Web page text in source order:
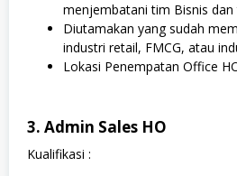
menjembatani tim Bisnis dan
Diutamakan yang sudah
industri retail, FMCG, atau
Lokasi Penempatan Office
3. Admin Sales HO
Kualifikasi :